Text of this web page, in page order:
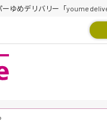
ゆめデリバリー「youme